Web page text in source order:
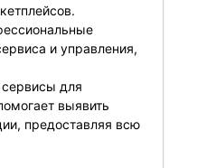
и управления,
для
выявить
предоставляя всю